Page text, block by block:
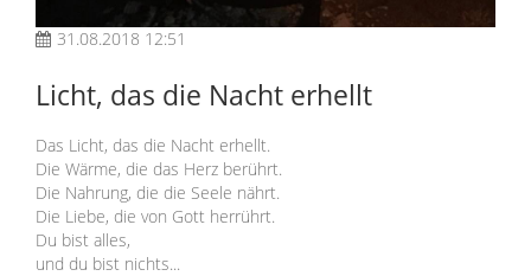
31.08.2018 12:51
Licht, das die Nacht erhellt
Das Licht, das die Nacht erhellt.
Die Wärme, die das Herz berührt.
Die Nahrung, die die Seele nährt.
Die Liebe, die von Gott herrührt.
Du bist alles,
und du bist nichts...